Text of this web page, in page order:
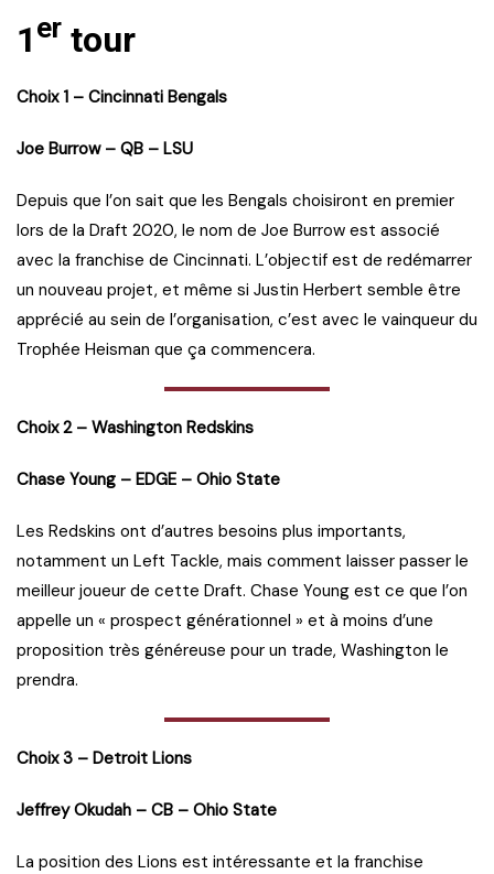
1 er tour
Choix 1 – Cincinnati Bengals
Joe Burrow – QB – LSU
Depuis que l’on sait que les Bengals choisiront en premier
lors de la Draft 2020, le nom de Joe Burrow est associé
avec la franchise de Cincinnati. L’objectif est de redémarrer
un nouveau projet, et même si Justin Herbert semble être
apprécié au sein de l’organisation, c’est avec le vainqueur du
Trophée Heisman que ça commencera.
Choix 2 – Washington Redskins
Chase Young – EDGE – Ohio State
Les Redskins ont d’autres besoins plus importants,
notamment un Left Tackle, mais comment laisser passer le
meilleur joueur de cette Draft. Chase Young est ce que l’on
appelle un « prospect générationnel » et à moins d’une
proposition très généreuse pour un trade, Washington le
prendra.
Choix 3 – Detroit Lions
Jeffrey Okudah – CB – Ohio State
La position des Lions est intéressante et la franchise